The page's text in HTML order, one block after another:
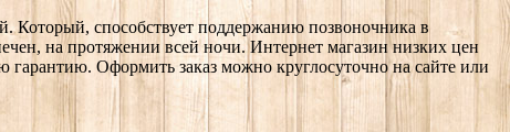
Который, способствует поддержанию позвоночника в
на протяжении всей ночи. Интернет магазин низких цен
Оформить заказ можно круглосуточно на сайте или